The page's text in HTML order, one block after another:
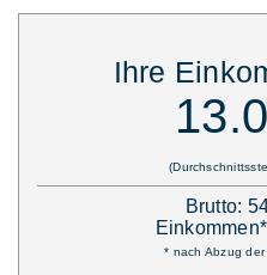
Ihre
Brutto:
* nach Abzug